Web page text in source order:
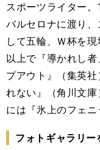
スポーツライター
バルセロナに渡り
して五輪、Ｗ杯を
以上で『導かれし
プアウト』（集英
れない』（角川文
には『氷上のフェニ
フォトギャラリー